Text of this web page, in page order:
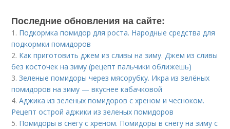
Последние обновления на сайте:
1. Подкормка помидор для роста. Народные средства для
подкормки помидоров
2. Как приготовить джем из сливы на зиму. Джем из сливы
без косточек на зиму (рецепт пальчики оближешь)
3.Зеленые помидоры через мясорубку. Икра из зелёных
помидоров на зиму — вкуснее кабачковой
4.Аджика из зеленых помидоров с хреном и чесноком.
Рецепт острой аджики из зеленых помидоров
5. Помидоры в снегу с хреном. Помидоры в снегу на зиму с